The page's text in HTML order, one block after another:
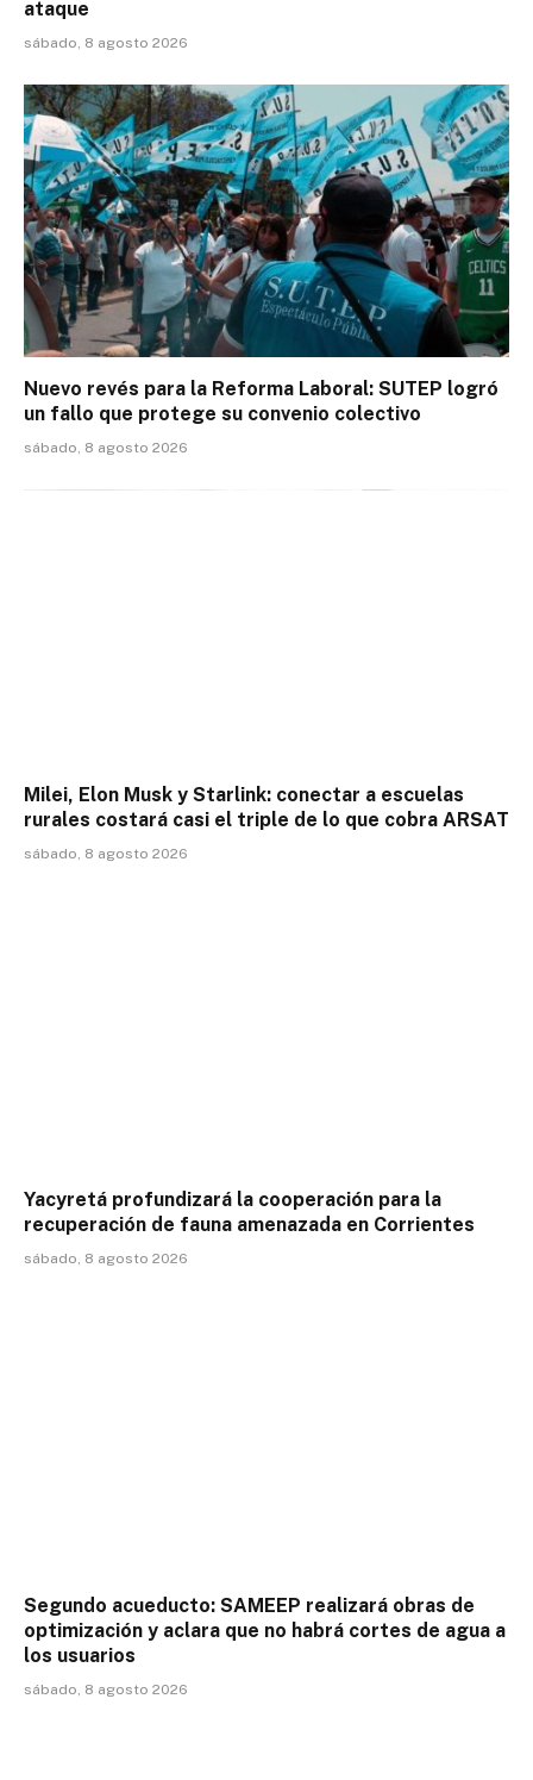
ataque
sábado, 8 agosto 2026
Nuevo revés para la Reforma Laboral: SUTEP logró
un fallo que protege su convenio colectivo
sábado, 8 agosto 2026
Milei, Elon Musk y Starlink: conectar a escuelas
rurales costará casi el triple de lo que cobra ARSAT
sábado, 8 agosto 2026
Yacyretá profundizará la cooperación para la
recuperación de fauna amenazada en Corrientes
sábado, 8 agosto 2026
Segundo acueducto: SAMEEP realizará obras de
optimización y aclara que no habrá cortes de agua a
los usuarios
sábado, 8 agosto 2026